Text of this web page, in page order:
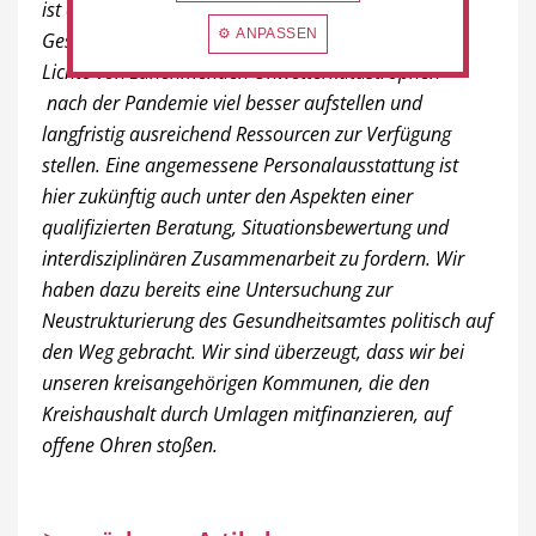
ist es unabdingbar, dass wir uns im Bereich
Gesundheits- und Bevölkerungsschutz – auch im
Lichte von zunehmenden Unwetterkatastrophen–
nach der Pandemie viel besser aufstellen und
langfristig ausreichend Ressourcen zur Verfügung
stellen. Eine angemessene Personalausstattung ist
hier zukünftig auch unter den Aspekten einer
qualifizierten Beratung, Situationsbewertung und
interdisziplinären Zusammenarbeit zu fordern. Wir
haben dazu bereits eine Untersuchung zur
Neustrukturierung des Gesundheitsamtes politisch auf
den Weg gebracht. Wir sind überzeugt, dass wir bei
unseren kreisangehörigen Kommunen, die den
Kreishaushalt durch Umlagen mitfinanzieren, auf
offene Ohren stoßen.
⚙ ANPASSEN